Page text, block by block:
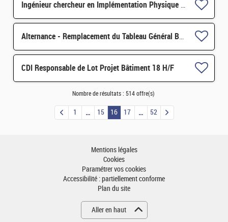
Ingénieur chercheur en Implémentation Physique d'ASIC numérique H/F
Alternance - Remplacement du Tableau Général Basse Tension d'un Bâtiment H/F
CDI Responsable de Lot Projet Bâtiment 18 H/F
Nombre de résultats : 514 offre(s)
1 15 16 17 52
Mentions légales
Cookies
Paramétrer vos cookies
Accessibilité : partiellement conforme
Plan du site
Aller en haut